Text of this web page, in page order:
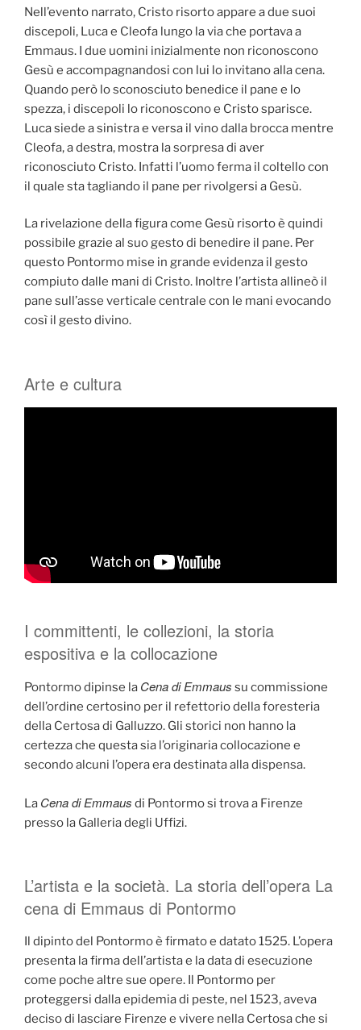
Nell’evento narrato, Cristo risorto appare a due suoi
discepoli, Luca e Cleofa lungo la via che portava a
Emmaus. I due uomini inizialmente non riconoscono
Gesù e accompagnandosi con lui lo invitano alla cena.
Quando però lo sconosciuto benedice il pane e lo
spezza, i discepoli lo riconoscono e Cristo sparisce.
Luca siede a sinistra e versa il vino dalla brocca mentre
Cleofa, a destra, mostra la sorpresa di aver
riconosciuto Cristo. Infatti l’uomo ferma il coltello con
il quale sta tagliando il pane per rivolgersi a Gesù.
La rivelazione della figura come Gesù risorto è quindi
possibile grazie al suo gesto di benedire il pane. Per
questo Pontormo mise in grande evidenza il gesto
compiuto dalle mani di Cristo. Inoltre l’artista allineò il
pane sull’asse verticale centrale con le mani evocando
così il gesto divino.
Arte e cultura
I committenti, le collezioni, la storia
espositiva e la collocazione
Pontormo dipinse la Cena di Emmaus su commissione
dell’ordine certosino per il refettorio della foresteria
della Certosa di Galluzzo. Gli storici non hanno la
certezza che questa sia l’originaria collocazione e
secondo alcuni l’opera era destinata alla dispensa.
La Cena di Emmaus di Pontormo si trova a Firenze
presso la Galleria degli Uffizi.
L’artista e la società. La storia dell’opera La
cena di Emmaus di Pontormo
Il dipinto del Pontormo è firmato e datato 1525. L’opera
presenta la firma dell’artista e la data di esecuzione
come poche altre sue opere. Il Pontormo per
proteggersi dalla epidemia di peste, nel 1523, aveva
deciso di lasciare Firenze e vivere nella Certosa che si